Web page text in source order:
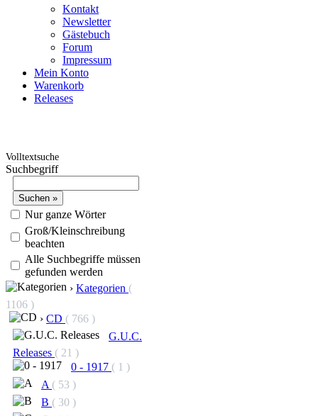
Kontakt
Newsletter
Gästebuch
Forum
Impressum
Mein Konto
Warenkorb
Releases
Volltextsuche
Suchbegriff
Nur ganze Wörter
Groß/Kleinschreibung
beachten
Alle Suchbegriffe müssen
gefunden werden
› Kategorien (
1106 )
› CD ( 766 )
G.U.C.
Releases ( 21 )
0 - 1917 ( 1 )
A ( 53 )
B ( 30 )